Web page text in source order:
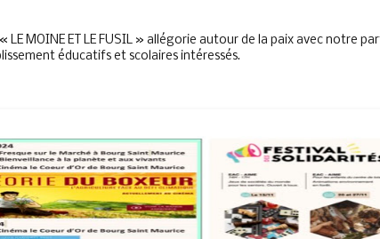
MOINE ET LE FUSIL » allégorie autour de la paix avec notre
éducatifs et scolaires intéressés.